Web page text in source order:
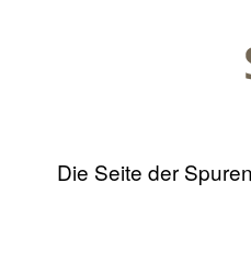
Die Seite der